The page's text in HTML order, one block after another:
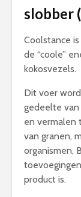
slobber
Coolstance
de “coole”
kokosvezels.
Dit voer
gedeelte van
en vermalen
van granen,
organismen,
product is.